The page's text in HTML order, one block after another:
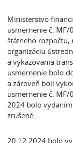
Ministerstvo
usmernenie č.
štátneho rozpočtu,
organizáciu
a vykazovania
usmernenie bolo
a zároveň boli
usmernenie č.
2024 bolo
zrušené.
20.12.2024 bolo